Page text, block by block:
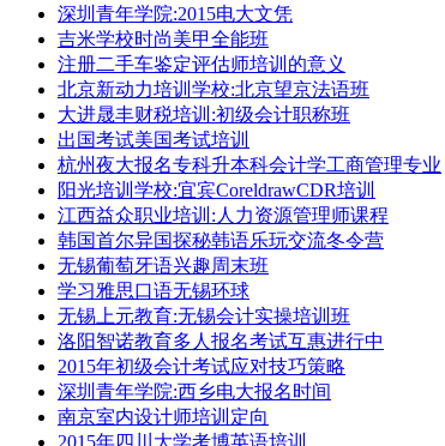
深圳青年学院:2015电大文凭
吉米学校时尚美甲全能班
注册二手车鉴定评估师培训的意义
北京新动力培训学校:北京望京法语班
大进晟丰财税培训:初级会计职称班
出国考试美国考试培训
杭州夜大报名专科升本科会计学工商管理专业
阳光培训学校:宜宾CoreldrawCDR培训
江西益众职业培训:人力资源管理师课程
韩国首尔异国探秘韩语乐玩交流冬令营
无锡葡萄牙语兴趣周末班
学习雅思口语无锡环球
无锡上元教育:无锡会计实操培训班
洛阳智诺教育多人报名考试互惠进行中
2015年初级会计考试应对技巧策略
深圳青年学院:西乡电大报名时间
南京室内设计师培训定向
2015年四川大学考博英语培训